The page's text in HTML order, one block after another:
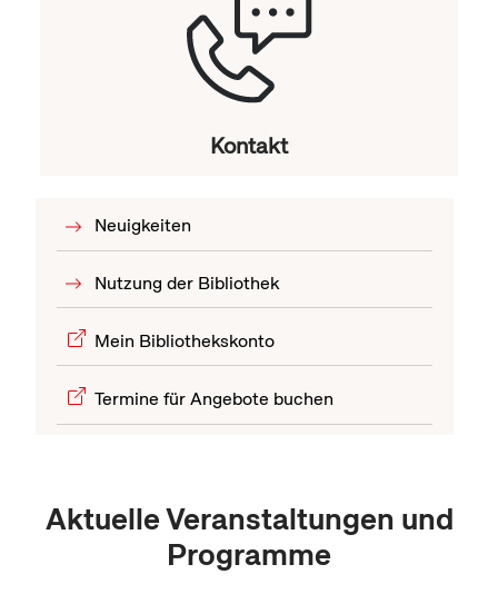
Kontakt
Neuigkeiten
Nutzung der Bibliothek
Mein Bibliothekskonto
Termine für Angebote buchen
Aktuelle Veranstaltungen und
Programme